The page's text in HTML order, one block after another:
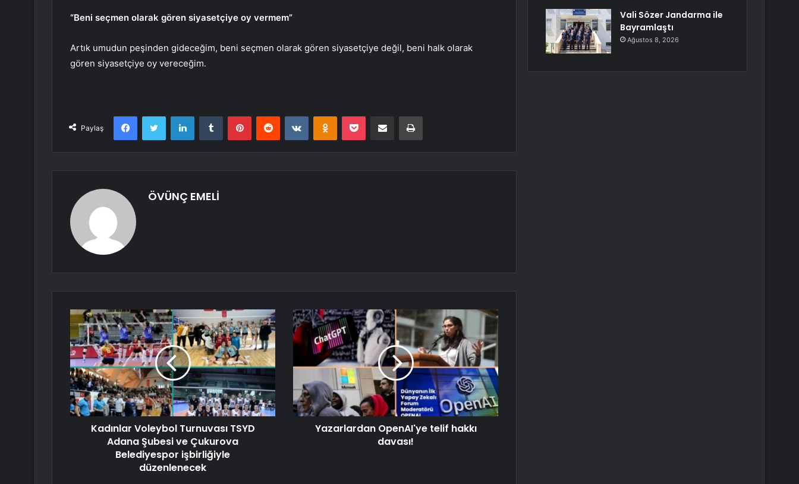
“Beni seçmen olarak gören siyasetçiye oy vermem”
Artık umudun peşinden gideceğim, beni seçmen olarak gören siyasetçiye değil, beni halk olarak
gören siyasetçiye oy vereceğim.
Paylaş
FacebookTwitter LinkedInTumblr PinterestReddit VKontakteOdnoklassniki
Pocket E-Posta ile paylaş Yazdır
ÖVÜNÇ EMELİ
Kadınlar Voleybol Turnuvası TSYD
Adana Şubesi ve Çukurova
Belediyespor işbirliğiyle
düzenlenecek
Yazarlardan OpenAI'ye telif hakkı
davası!
Vali Sözer Jandarma ile
Bayramlaştı
Ağustos 8, 2026